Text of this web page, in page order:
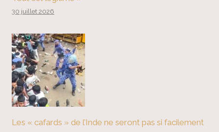
30 juillet 2026
Les « cafards » de l’Inde ne seront pas si facilement